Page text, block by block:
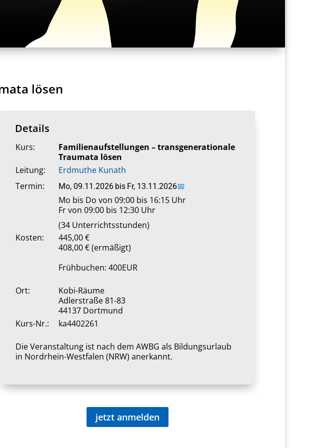
lösen
Details
Kurs:
Familienaufstellungen – transgenerationale
Traumata lösen
Leitung:
Erdmuthe Kunath
Termin:
Mo, 09.11.2026 bis Fr, 13.11.2026📅
Mo bis Do von 09:00 bis 16:15 Uhr
Fr von 09:00 bis 12:30 Uhr
(34 Unterrichtsstunden)
Kosten:
445,00 €
408,00 € (ermäßigt)
Frühbuchen: 400EUR
Ort:
Kobi-Räume
Adlerstraße 81-83
44137 Dortmund
Kurs-Nr.:
ka4402261
Die Veranstaltung ist nach dem AWBG als Bildungsurlaub
in Nordrhein-Westfalen (NRW) anerkannt.
jetzt anmelden